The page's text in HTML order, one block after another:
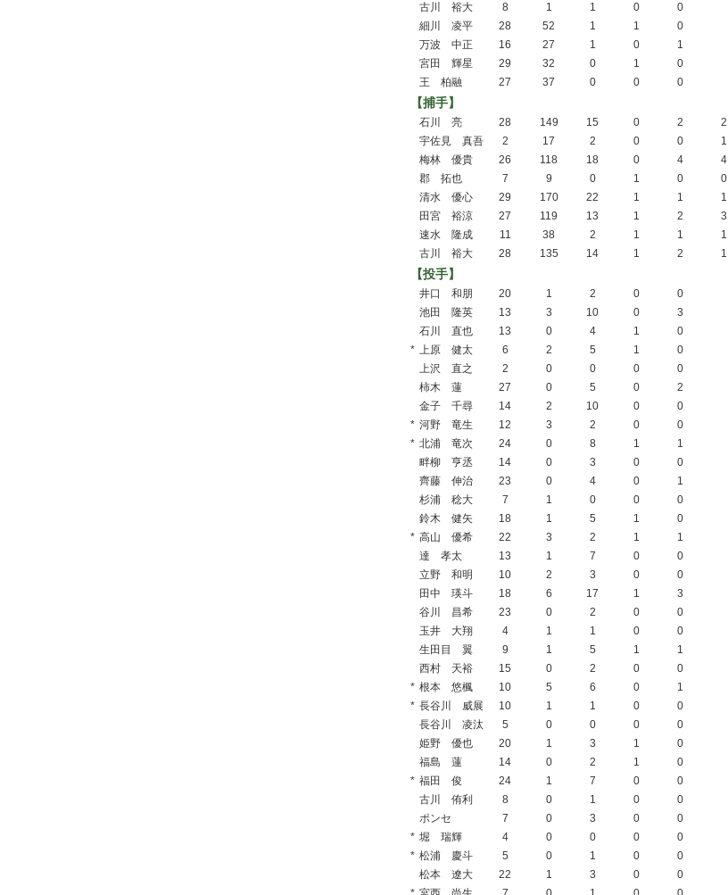
古川 裕大
8 1 1 0 0
細川 凌平
28 52 1 1 0
万波 中正
16 27 1 0 1
宮田 輝星
29 32 0 1 0
王 柏融
27 37 0 0 0
【捕手】
石川 亮 28 149 15 0 2 2
宇佐見 真吾
2 17 2 0 0 1
梅林 優貴
26 118 18 0 4 4
郡 拓也
7 9 0 1 0 0
清水 優心
29 170 22 1 1 1
田宮 裕涼
27 119 13 1 2 3
速水 隆成
11 38 2 1 1 1
古川 裕大
28 135 14 1 2 1
【投手】
井口 和朋 20 1 2 0 0
池田 隆英
13 3 10 0 3
石川 直也
13 0 4 1 0
* 上原 健太 6 2 5 1 0
上沢 直之
2 0 0 0 0
柿木 蓮
27 0 5 0 2
金子 千尋
14 2 10 0 0
* 河野 竜生 12 3 2 0 0
* 北浦 竜次 24 0 8 1 1
畔柳 亨丞
14 0 3 0 0
齊藤 伸治
23 0 4 0 1
杉浦 稔大
7 1 0 0 0
鈴木 健矢
18 1 5 1 0
* 高山 優希 22 3 2 1 1
達 孝太
13 1 7 0 0
立野 和明
10 2 3 0 0
田中 瑛斗
18 6 17 1 3
谷川 昌希
23 0 2 0 0
玉井 大翔
4 1 1 0 0
生田目 翼
9 1 5 1 1
西村 天裕
15 0 2 0 0
* 根本 悠楓 10 5 6 0 1
* 長谷川 威展 10 1 1 0 0
長谷川 凌汰
5 0 0 0 0
姫野 優也
20 1 3 1 0
福島 蓮
14 0 2 1 0
* 福田 俊 24 1 7 0 0
古川 侑利
8 0 1 0 0
ポンセ
7 0 3 0 0
* 堀 瑞輝 4 0 0 0 0
* 松浦 慶斗 5 0 1 0 0
松本 遼大
22 1 3 0 0